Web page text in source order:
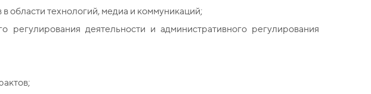
области технологий, медиа и коммуникаций;
регулирования деятельности и административного регулирования